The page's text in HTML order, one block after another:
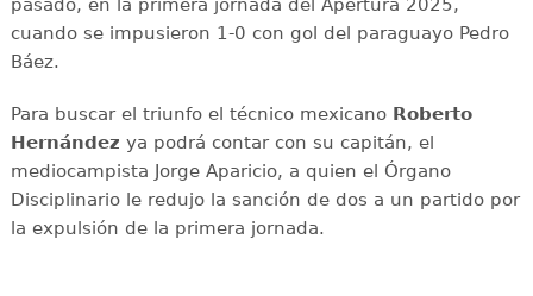
cuando se impusieron 1-0 con gol del paraguayo Pedro
Báez.
Para buscar el triunfo el técnico mexicano Roberto
Hernández ya podrá contar con su capitán, el
mediocampista Jorge Aparicio, a quien el Órgano
Disciplinario le redujo la sanción de dos a un partido por
la expulsión de la primera jornada.